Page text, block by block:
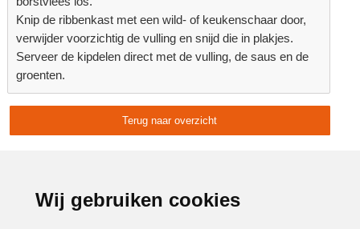
Wij gebruiken cookies
Knip de ribbenkast met een wild- of keukenschaar door,
verwijder voorzichtig de vulling en snijd die in plakjes.
Serveer de kipdelen direct met de vulling, de saus en de
groenten.
Terug naar overzicht
Advertentie: